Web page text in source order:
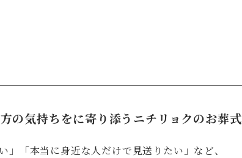
の気持ちをに寄り添うニチリョクのお葬式
」「本当に身近な人だけで見送りたい」など、